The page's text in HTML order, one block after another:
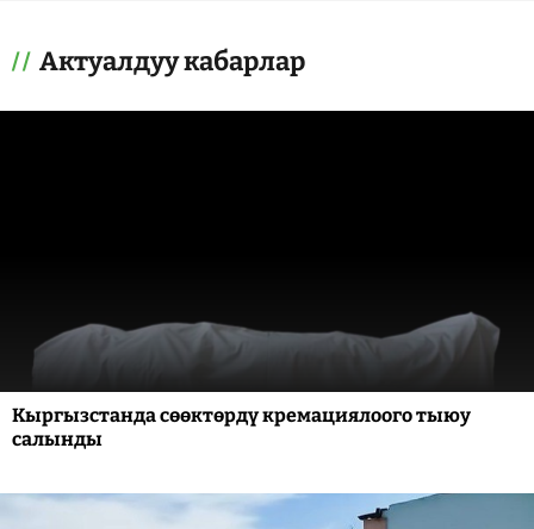
Актуалдуу кабарлар
Кыргызстанда сөөктөрдү кремациялоого тыюу
салынды